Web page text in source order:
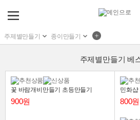
주제별만들기 종이만들기
주제별만들기 베
꽃 바람개비만들기 초등만들기
900원
민화샵
800원